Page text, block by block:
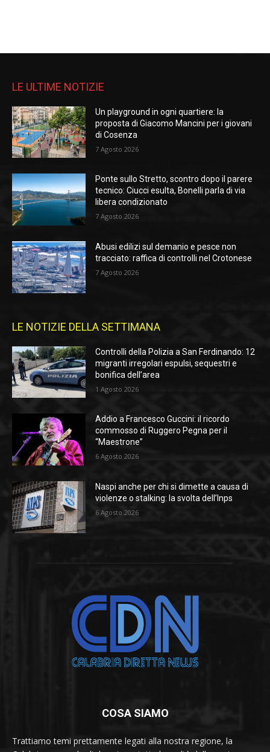
LE ULTIME NOTIZIE
Un playground in ogni quartiere: la
proposta di Giacomo Mancini per i giovani
di Cosenza
7 Agosto 2026
Ponte sullo Stretto, scontro dopo il parere
tecnico: Ciucci esulta, Bonelli parla di via
libera condizionato
7 Agosto 2026
Abusi edilizi sul demanio e pesce non
tracciato: raffica di controlli nel Crotonese
7 Agosto 2026
LE NOTIZIE DELLA SETTIMANA
Controlli della Polizia a San Ferdinando: 12
migranti irregolari espulsi, sequestri e
bonifica dell’area
1 Agosto 2026
Addio a Francesco Guccini: il ricordo
commosso di Ruggero Pegna per il
“Maestrone”
6 Agosto 2026
Naspi anche per chi si dimette a causa di
violenze o stalking: la svolta dell’Inps
6 Agosto 2026
COSA SIAMO
Trattiamo temi prettamente legati alla nostra regione, la